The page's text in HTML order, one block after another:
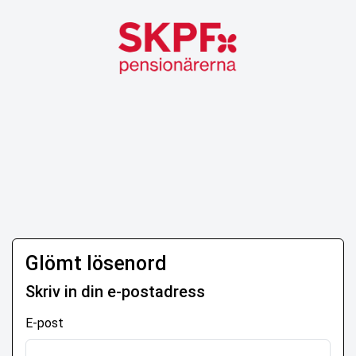
Glömt lösenord
Skriv in din e-postadress
E-post